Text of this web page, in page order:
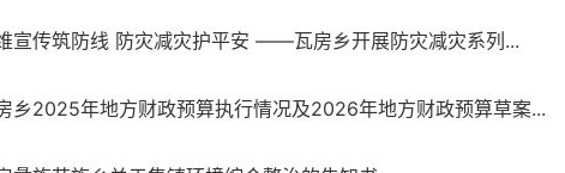
宣传筑防线 防灾减灾护平安 ——瓦房乡开展防灾减灾系列...
乡2025年地方财政预算执行情况及2026年地方财政预算草案...